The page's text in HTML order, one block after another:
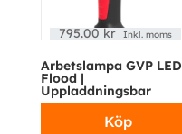
795.00 kr Inkl. moms
Arbetslampa GVP LED
Flood |
Uppladdningsbar
Köp